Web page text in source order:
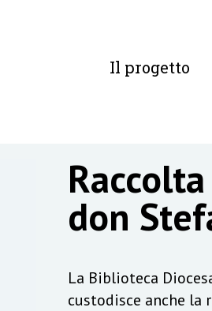
Il progetto
don
La Biblioteca
custodisce anche la